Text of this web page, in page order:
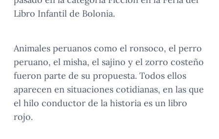
Libro Infantil de Bolonia.
Animales peruanos como el ronsoco, el perro
peruano, el misha, el sajino y el zorro costeño
fueron parte de su propuesta. Todos ellos
aparecen en situaciones cotidianas, en las que
el hilo conductor de la historia es un libro
rojo.